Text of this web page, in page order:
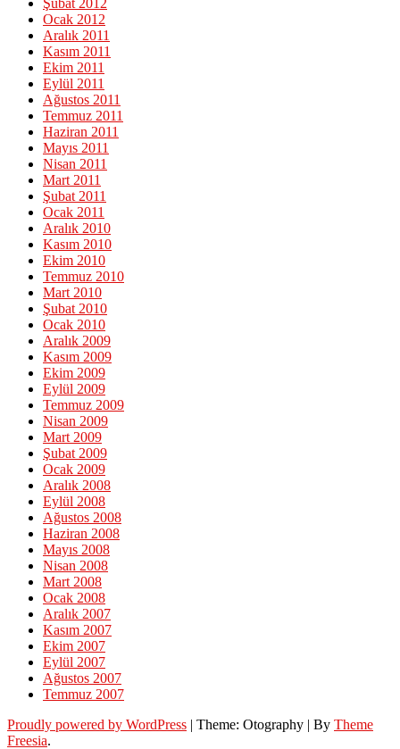
Ocak 2012
Aralık 2011
Kasım 2011
Ekim 2011
Eylül 2011
Ağustos 2011
Temmuz 2011
Haziran 2011
Mayıs 2011
Nisan 2011
Mart 2011
Şubat 2011
Ocak 2011
Aralık 2010
Kasım 2010
Ekim 2010
Temmuz 2010
Mart 2010
Şubat 2010
Ocak 2010
Aralık 2009
Kasım 2009
Ekim 2009
Eylül 2009
Temmuz 2009
Nisan 2009
Mart 2009
Şubat 2009
Ocak 2009
Aralık 2008
Eylül 2008
Ağustos 2008
Haziran 2008
Mayıs 2008
Nisan 2008
Mart 2008
Ocak 2008
Aralık 2007
Kasım 2007
Ekim 2007
Eylül 2007
Ağustos 2007
Temmuz 2007
Proudly powered by WordPress | Theme: Otography | By Theme
Freesia.